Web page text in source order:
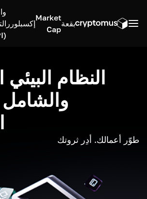
بقعة
Market
Cap
إكسبلورر
(API)
النظام البيئي
طوّر أعمالك. أدِر ثروتك